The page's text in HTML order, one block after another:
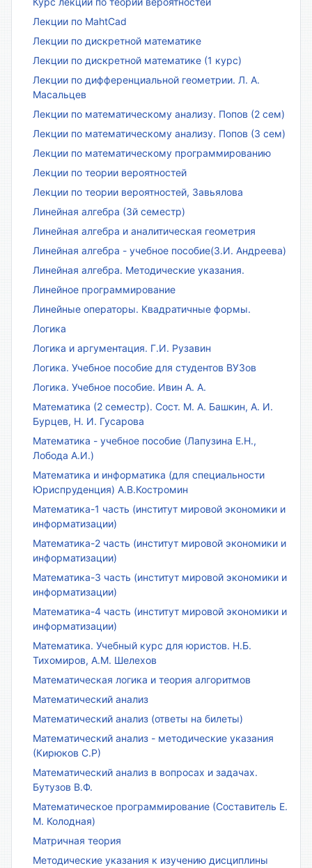
Лекции по MahtCad
Лекции по дискретной математике
Лекции по дискретной математике (1 курс)
Лекции по дифференциальной геометрии. Л. А.
Масальцев
Лекции по математическому анализу. Попов (2 сем)
Лекции по математическому анализу. Попов (3 сем)
Лекции по математическому программированию
Лекции по теории вероятностей
Лекции по теории вероятностей, Завьялова
Линейная алгебра (3й семестр)
Линейная алгебра и аналитическая геометрия
Линейная алгебра - учебное пособие(З.И. Андреева)
Линейная алгебра. Методические указания.
Линейное программирование
Линейные операторы. Квадратичные формы.
Логика
Логика и аргументация. Г.И. Рузавин
Логика. Учебное пособие для студентов ВУЗов
Логика. Учебное пособие. Ивин А. А.
Математика (2 семестр). Сост. М. А. Башкин, А. И.
Бурцев, Н. И. Гусарова
Математика - учебное пособие (Лапузина Е.Н.,
Лобода А.И.)
Математика и информатика (для специальности
Юриспруденция) А.В.Костромин
Математика-1 часть (институт мировой экономики и
информатизации)
Математика-2 часть (институт мировой экономики и
информатизации)
Математика-3 часть (институт мировой экономики и
информатизации)
Математика-4 часть (институт мировой экономики и
информатизации)
Математика. Учебный курс для юристов. Н.Б.
Тихомиров, А.М. Шелехов
Математическая логика и теория алгоритмов
Математический анализ
Математический анализ (ответы на билеты)
Математический анализ - методические указания
(Кирюков С.Р)
Математический анализ в вопросах и задачах.
Бутузов В.Ф.
Математическое программирование (Составитель Е.
М. Колодная)
Матричная теория
Методические указания к изучению дисциплины